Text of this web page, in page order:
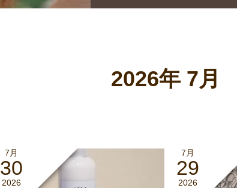
2026年 7月
7月
30
2026
7月
29
2026